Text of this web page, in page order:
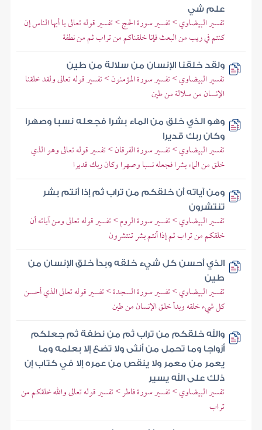
علم شي
تفسير البيضاوي > تفسير سورة الحج > تفسير قوله تعالى يا أيها الناس إن
كنتم في ريب من البعث فإنا خلقناكم من تراب ثم من نطفة
ولقد خلقنا الإنسان من سلالة من طين
تفسير البيضاوي > تفسير سورة المؤمنون > تفسير قوله تعالى ولقد خلقنا
الإنسان من سلالة من طين
وهو الذي خلق من الماء بشرا فجعله نسبا وصهرا
وكان ربك قديرا
تفسير البيضاوي > تفسير سورة الفرقان > تفسير قوله تعالى وهو الذي
خلق من الماء بشرا فجعله نسبا وصهرا وكان ربك قديرا
ومن آياته أن خلقكم من تراب ثم إذا أنتم بشر
تنتشرون
تفسير البيضاوي > تفسير سورة الروم > تفسير قوله تعالى ومن آياته أن
خلقكم من تراب ثم إذا أنتم بشر تنتشرون
الذي أحسن كل شيء خلقه وبدأ خلق الإنسان من
طين
تفسير البيضاوي > تفسير سورة السجدة > تفسير قوله تعالى الذي أحسن
كل شيء خلقه وبدأ خلق الإنسان من طين
والله خلقكم من تراب ثم من نطفة ثم جعلكم
أزواجا وما تحمل من أنثى ولا تضع إلا بعلمه وما
يعمر من معمر ولا ينقص من عمره إلا في كتاب إن
ذلك على الله يسير
تفسير البيضاوي > تفسير سورة فاطر > تفسير قوله تعالى والله خلقكم من
تراب